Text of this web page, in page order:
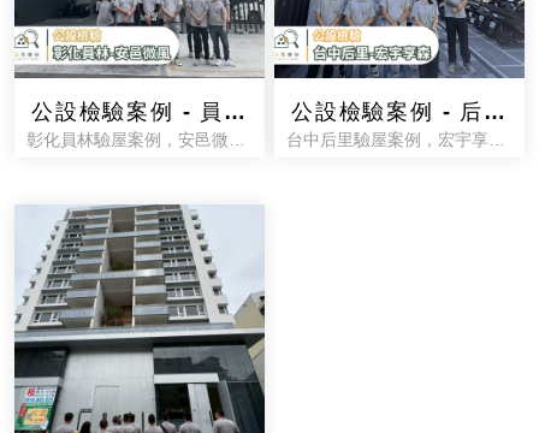
公設檢驗案例 - 員林
安邑微風
彰化員林驗屋案例，安邑微風
公設檢驗案例 - 后里
宏宇享森
台中后里驗屋案例，宏宇享森